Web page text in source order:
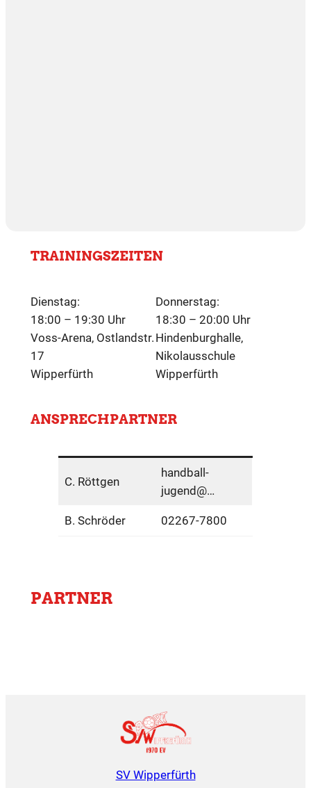
TRAININGSZEITEN
Dienstag:
18:00 – 19:30 Uhr
Voss-Arena, Ostlandstr.
17
Wipperfürth
Donnerstag:
18:30 – 20:00 Uhr
Hindenburghalle,
Nikolausschule
Wipperfürth
ANSPRECHPARTNER
C. Röttgen
handball-
jugend@…
B. Schröder 02267-7800
PARTNER
SV Wipperfürth